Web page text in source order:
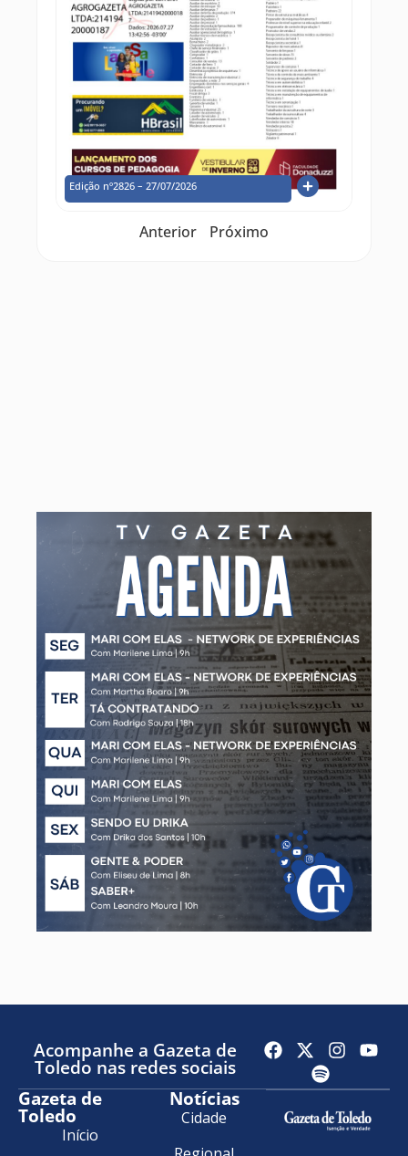
Edição nº2826 – 27/07/2026
Anterior Próximo
Acompanhe a Gazeta de
Toledo nas redes sociais
Gazeta de
Toledo
Início
Notícias
Cidade